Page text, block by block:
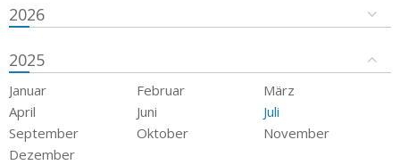
2026
2025
Januar Februar
März
April
Juni
Juli
September
Oktober
November
Dezember